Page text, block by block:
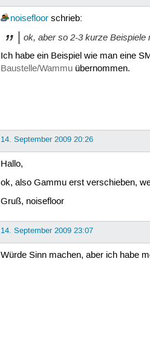
noisefloorschrieb:
ok, aber so 2-3 kurze
Ich habe ein Beispiel wie man eine
Baustelle/Wammuübernommen.
14. September 2009 20:26
Hallo,
ok, also Gammu erst verschieben,
Gruß, noisefloor
14. September 2009 23:07
Würde Sinn machen, aber ich habe